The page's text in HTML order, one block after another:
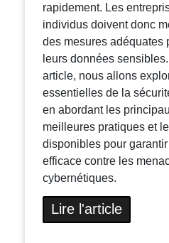
rapidement. Les
individus doivent donc
des mesures adéquates
leurs données
article, nous allons
essentielles de la
en abordant les
meilleures pratiques et
disponibles pour
efficace contre les
cybernétiques.
Lire l'article